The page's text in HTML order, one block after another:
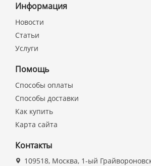
Информация
Новости
Статьи
Услуги
Помощь
Способы оплаты
Способы доставки
Как купить
Карта сайта
Контакты
109518, Москва, 1-ый